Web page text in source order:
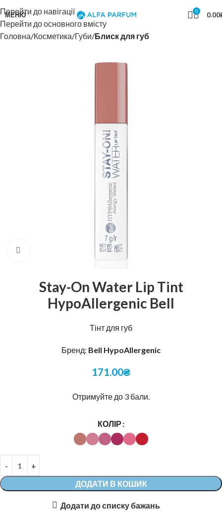
Перейти до навігації
Перейти до основного вмісту
МЕНЮ 0 0.00
Головна Косметика Губи Блиск для губ
Натисніть, щоб збільшити
Stay-On Water Lip Tint
HypoAllergenic Bell
Тінт для губ
Бренд: Bell HypoAllergenic
171.00₴
Отримуйте до 3 бали.
КОЛІР
ДОДАТИ В КОШИК
Додати до списку бажань